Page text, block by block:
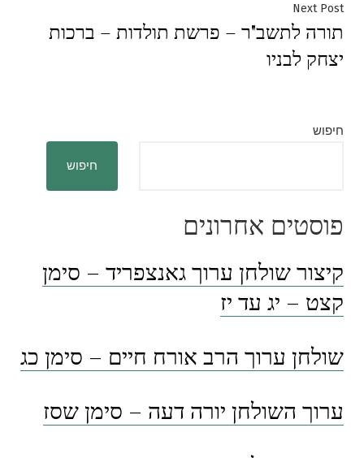
Next Post
post:
תורה לתשב"ר – פרשת תולדות – ברכות
יצחק לבניו
חיפוש
חיפוש
פוסטים אחרונים
קיצור שולחן ערוך גאנצפריד – סימן
קצט – יג עד יז
שולחן ערוך הרב אורח חיים – סימן כג
ערוך השולחן יורה דעה – סימן שסז